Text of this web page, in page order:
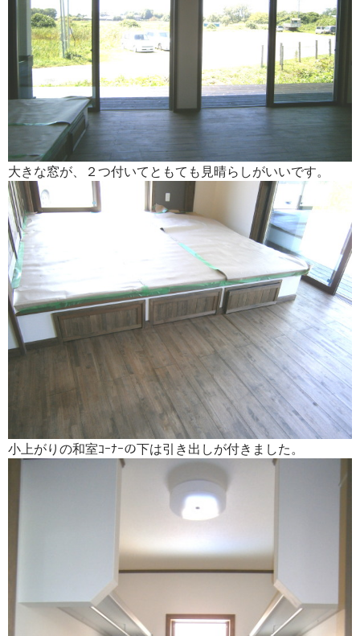
大きな窓が、２つ付いてともても見晴らしがいいです。
小上がりの和室ｺｰﾅｰの下は引き出しが付きました。